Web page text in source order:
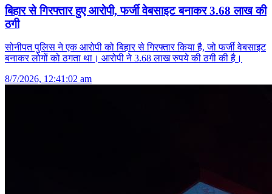
बिहार से गिरफ्तार हुए आरोपी, फर्जी वेबसाइट बनाकर 3.68 लाख की
ठगी
सोनीपत पुलिस ने एक आरोपी को बिहार से गिरफ्तार किया है, जो फर्जी वेबसाइट
बनाकर लोगों को ठगता था। आरोपी ने 3.68 लाख रुपये की ठगी की है।
8/7/2026, 12:41:02 am